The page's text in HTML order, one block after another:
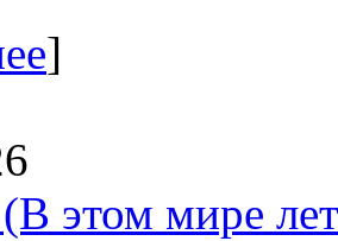
]
(В этом мире